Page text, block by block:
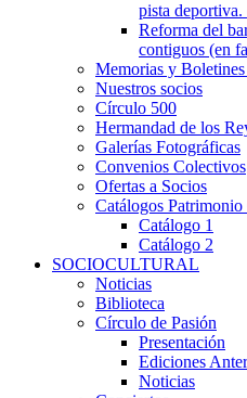
pista
Reforma del
contiguos (en
Memorias y
Nuestros socios
Círculo 500
Hermandad de los
Galerías Fotográficas
Convenios Colectivos
Ofertas a Socios
Catálogos
Catálogo 1
Catálogo 2
SOCIOCULTURAL
Noticias
Biblioteca
Círculo de Pasión
Presentación
Ediciones
Noticias